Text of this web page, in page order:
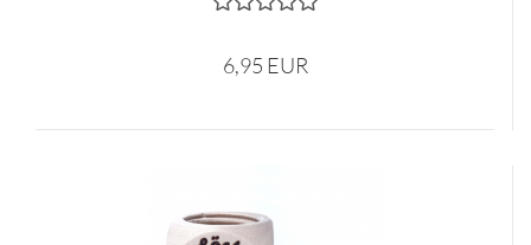
6,95 EUR